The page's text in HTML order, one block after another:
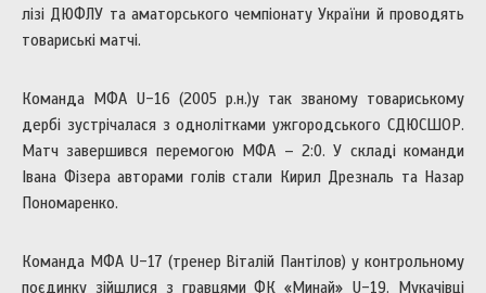
лізі ДЮФЛУ та аматорського чемпіонату України й проводять
товариські матчі.
Команда МФА U-16 (2005 р.н.)у так званому товариському
дербі зустрічалася з однолітками ужгородського СДЮСШОР.
Матч завершився перемогою МФА – 2:0. У складі команди
Івана Фізера авторами голів стали Кирил Дрезналь та Назар
Пономаренко.
Команда МФА U-17 (тренер Віталій Пантілов) у контрольному
поєдинку зійшлися з гравцями ФК «Минай» U-19. Мукачівці